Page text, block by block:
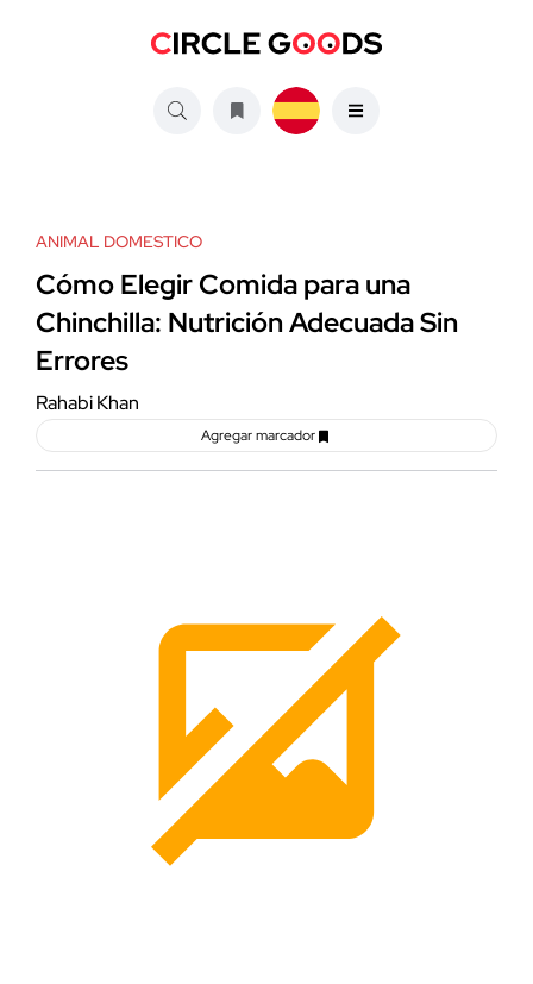
ANIMAL DOMESTICO
Cómo Elegir Comida para una
Chinchilla: Nutrición Adecuada Sin
Errores
Rahabi Khan
Agregar marcador